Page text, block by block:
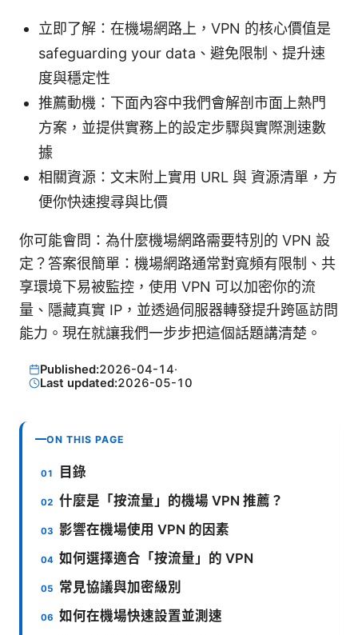
立即了解：在機場網路上，VPN 的核心價值是
safeguarding your data、避免限制、提升速
度與穩定性
推薦動機：下面內容中我們會解剖市面上熱門
方案，並提供實務上的設定步驟與實際測速數
據
相關資源：文末附上實用 URL 與 資源清單，方
便你快速搜尋與比價
你可能會問：為什麼機場網路需要特別的 VPN 設
定？答案很簡單：機場網路通常對寬頻有限制、共
享環境下易被監控，使用 VPN 可以加密你的流
量、隱藏真實 IP，並透過伺服器轉發提升跨區訪問
能力。現在就讓我們一步步把這個話題講清楚。
Published:2026-04-14·
Last updated:2026-05-10
ON THIS PAGE
目錄
什麼是「按流量」的機場 VPN 推薦？
影響在機場使用 VPN 的因素
如何選擇適合「按流量」的 VPN
常見協議與加密級別
如何在機場快速設置並測速